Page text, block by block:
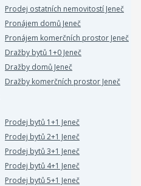
Prodej ostatních nemovitostí Jeneč
Pronájem domů Jeneč
Pronájem komerčních prostor Jeneč
Dražby bytů 1+0 Jeneč
Dražby domů Jeneč
Dražby komerčních prostor Jeneč
Prodej bytů 1+1 Jeneč
Prodej bytů 2+1 Jeneč
Prodej bytů 3+1 Jeneč
Prodej bytů 4+1 Jeneč
Prodej bytů 5+1 Jeneč